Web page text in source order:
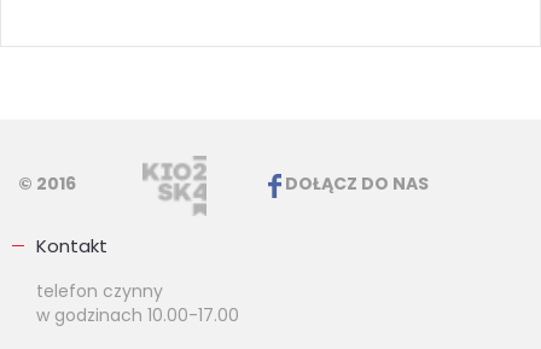
© 2016 DOŁĄCZ DO NAS
Kontakt
telefon czynny
w godzinach 10.00-17.00